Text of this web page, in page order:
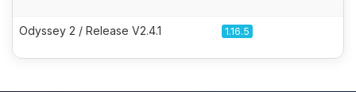
Odyssey 2 / Release V2.4.1 1.16.5